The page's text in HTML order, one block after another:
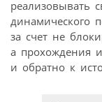
реализовывать
динамического
за счет не
а прохождения
и обратно к